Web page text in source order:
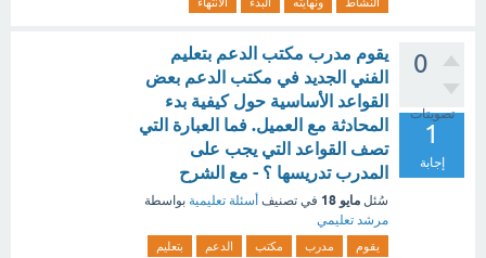
0
تصويتات
1
إجابة
يقوم مدرب مكتب الدعم بتعليم
الفني الجديد في مكتب الدعم بعض
القواعد الأساسية حول كيفية بدء
المحادثة مع العميل. فما العبارة التي
تصف القواعد التي يجب على
المدرب تدريسها ؟ - مع الشرح
سُئل مايو 18 في تصنيف أسئلة تعليمية بواسطة
مرشد تعليمي
يقوم مدرب مكتب الدعم
بتعليم